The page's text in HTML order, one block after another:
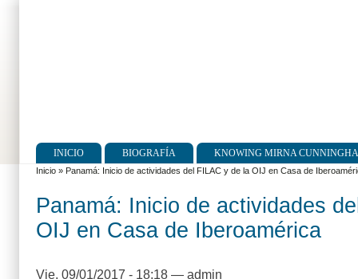
Menú principal
INICIO BIOGRAFÍA KNOWING MIRNA
Inicio » Panamá: Inicio de actividades del FILAC y de la OIJ en Casa de
Panamá: Inicio de actividades
OIJ en Casa de Iberoamérica
Vie, 09/01/2017 - 18:18 — admin